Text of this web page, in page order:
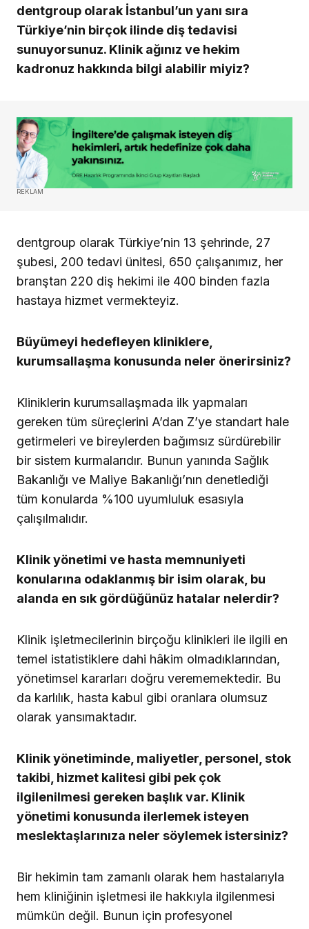
dentgroup olarak İstanbul’un yanı sıra
Türkiye’nin birçok ilinde diş tedavisi
sunuyorsunuz. Klinik ağınız ve hekim
kadronuz hakkında bilgi alabilir miyiz?
REKLAM
dentgroup olarak Türkiye’nin 13 şehrinde, 27
şubesi, 200 tedavi ünitesi, 650 çalışanımız, her
branştan 220 diş hekimi ile 400 binden fazla
hastaya hizmet vermekteyiz.
Büyümeyi hedefleyen kliniklere,
kurumsallaşma konusunda neler önerirsiniz?
Kliniklerin kurumsallaşmada ilk yapmaları
gereken tüm süreçlerini A’dan Z’ye standart hale
getirmeleri ve bireylerden bağımsız sürdürebilir
bir sistem kurmalarıdır. Bunun yanında Sağlık
Bakanlığı ve Maliye Bakanlığı’nın denetlediği
tüm konularda %100 uyumluluk esasıyla
çalışılmalıdır.
Klinik yönetimi ve hasta memnuniyeti
konularına odaklanmış bir isim olarak, bu
alanda en sık gördüğünüz hatalar nelerdir?
Klinik işletmecilerinin birçoğu klinikleri ile ilgili en
temel istatistiklere dahi hâkim olmadıklarından,
yönetimsel kararları doğru verememektedir. Bu
da karlılık, hasta kabul gibi oranlara olumsuz
olarak yansımaktadır.
Klinik yönetiminde, maliyetler, personel, stok
takibi, hizmet kalitesi gibi pek çok
ilgilenilmesi gereken başlık var. Klinik
yönetimi konusunda ilerlemek isteyen
meslektaşlarınıza neler söylemek istersiniz?
Bir hekimin tam zamanlı olarak hem hastalarıyla
hem kliniğinin işletmesi ile hakkıyla ilgilenmesi
mümkün değil. Bunun için profesyonel